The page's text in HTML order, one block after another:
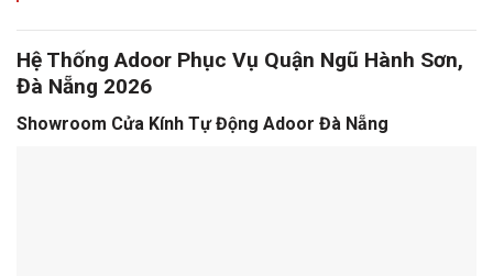
Hệ Thống Adoor Phục Vụ Quận Ngũ Hành Sơn,
Đà Nẵng 2026
Showroom Cửa Kính Tự Động Adoor Đà Nẵng